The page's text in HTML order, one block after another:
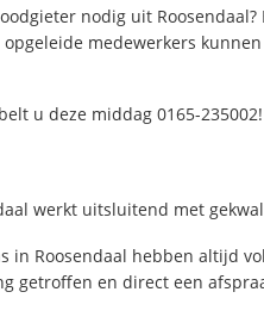
nodig uit
opgeleide medewerkers
u deze middag 0165-
werkt uitsluitend met
in Roosendaal hebben altijd
getroffen en direct een